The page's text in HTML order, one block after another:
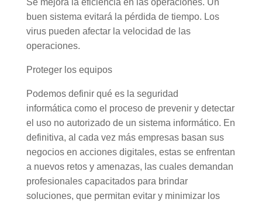
buen sistema evitará la pérdida de tiempo. Los
virus pueden afectar la velocidad de las
operaciones.
Proteger los equipos
Podemos definir qué es la seguridad
informática como el proceso de prevenir y detectar
el uso no autorizado de un sistema informático. En
definitiva, al cada vez más empresas basan sus
negocios en acciones digitales, estas se enfrentan
a nuevos retos y amenazas, las cuales demandan
profesionales capacitados para brindar
soluciones, que permitan evitar y minimizar los